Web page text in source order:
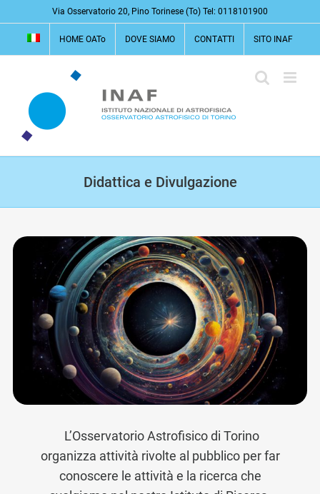
al
contenuto
Via Osservatorio 20, Pino Torinese (To) Tel: 0118101900
HOME OATo DOVE SIAMO CONTATTI SITO INAF
Didattica e Divulgazione
L’Osservatorio Astrofisico di Torino
organizza attività rivolte al pubblico per far
conoscere le attività e la ricerca che